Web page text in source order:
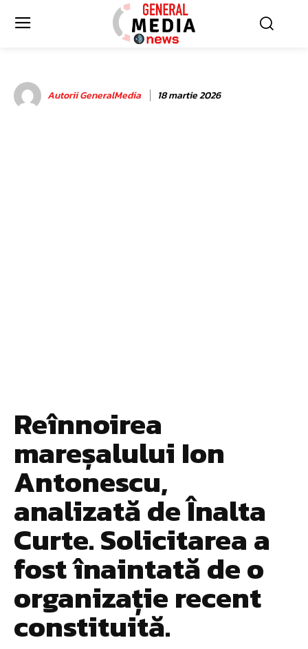
Autorii GeneralMedia 18 martie 2026
Reînnoirea
mareșalului Ion
Antonescu,
analizată de Înalta
Curte. Solicitarea a
fost înaintată de o
organizație recent
constituită.